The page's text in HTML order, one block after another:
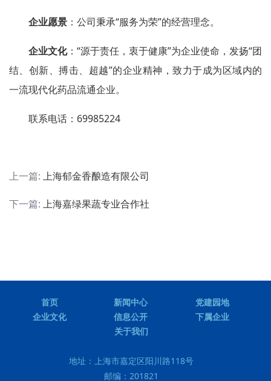
企业愿景 ：公司秉承“服务为荣”的经营理念。
企业文化：“源于责任，衷于健康”为企业使命，发扬“团
结、创新、搏击、超越”的企业精神，致力于成为区域内的
一流现代化药品流通企业。
联系电话：69985224
上一篇: 上海郁金香酿造有限公司
下一篇: 上海嘉绿果蔬专业合作社
首页 新闻中心
党建园地
企业文化
信息公开
下属企业
关于我们
地址： 上海市嘉定区阳川路118号
邮编： 201821